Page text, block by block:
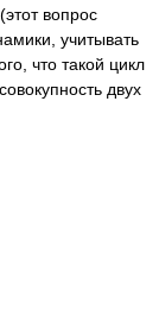
вопрос
учитывать
что такой цикл
двух